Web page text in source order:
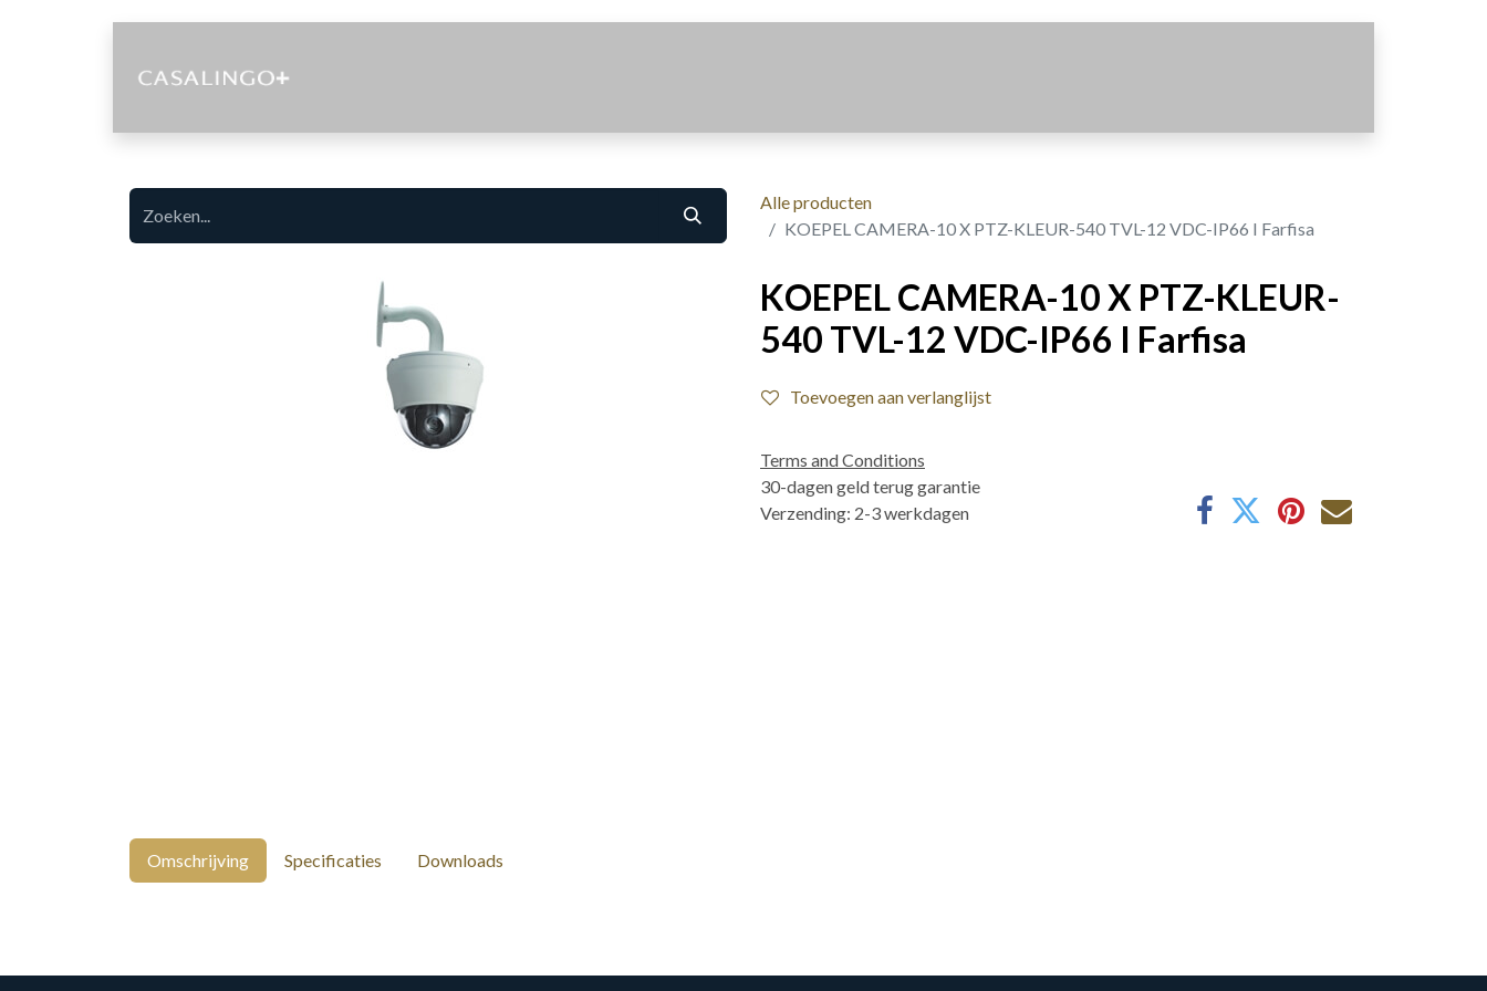
Alle producten
KOEPEL CAMERA-10 X PTZ-KLEUR-540 TVL-12 VDC-IP66 I Farfisa
KOEPEL CAMERA-10 X PTZ-KLEUR-
540 TVL-12 VDC-IP66 I Farfisa
Toevoegen aan verlanglijst
Terms and Conditions
30-dagen geld terug garantie
Verzending: 2-3 werkdagen
Omschrijving Specificaties Downloads